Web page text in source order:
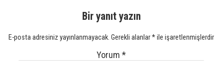
Bir yanıt yazın
E-posta adresiniz yayınlanmayacak. Gerekli alanlar*ile işaretlenmişlerdir
Yorum*